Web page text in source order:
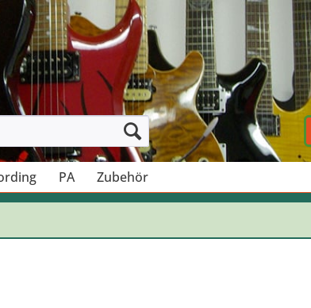
PA Zubehör